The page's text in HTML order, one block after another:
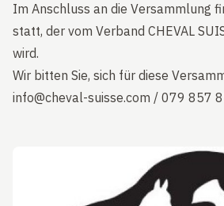
Im Anschluss an die Versammlung
statt, der vom Verband CHEVAL
wird.
Wir bitten Sie, sich für diese
info@cheval-suisse.com / 079 857